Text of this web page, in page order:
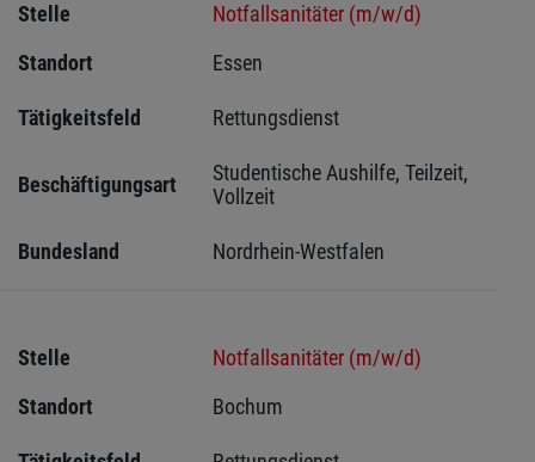
Stelle
Notfallsanitäter (m/w/d)
Standort
Essen
Tätigkeitsfeld Rettungsdienst
Beschäftigungsart
Studentische Aushilfe, Teilzeit,
Vollzeit
Bundesland Nordrhein-Westfalen
Stelle
Notfallsanitäter (m/w/d)
Standort
Bochum